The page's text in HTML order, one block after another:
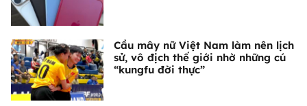
Cầu mây nữ Việt Nam làm nên lịch
sử, vô địch thế giới nhờ những cú
“kungfu đời thực”